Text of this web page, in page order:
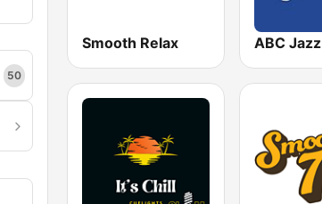
50
Smooth Relax ABC Jazz